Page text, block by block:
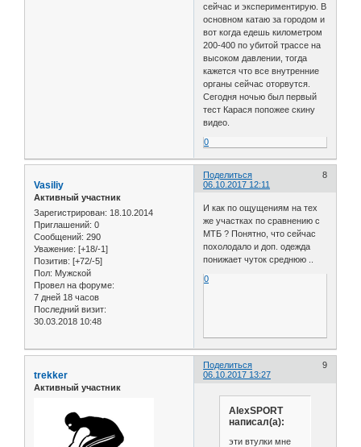
сейчас и экспериментирую. В
основном катаю за городом и
вот когда едешь километром
200-400 по убитой трассе на
высоком давлении, тогда
кажется что все внутренние
органы сейчас оторвутся.
Сегодня ночью был первый
тест Карася попожее скину
видео.
0
Поделиться
8
06.10.2017 12:11
Vasiliy
Активный участник
Зарегистрирован: 18.10.2014
Приглашений: 0
Сообщений: 290
Уважение: [+18/-1]
Позитив: [+72/-5]
Пол: Мужской
Провел на форуме:
7 дней 18 часов
Последний визит:
30.03.2018 10:48
И как по ощущениям на тех
же участках по сравнению с
МТБ ? Понятно, что сейчас
похолодало и доп. одежда
понижает чуток среднюю ..
0
Поделиться
9
06.10.2017 13:27
trekker
Активный участник
AlexSPORT
написал(а):
эти втулки мне